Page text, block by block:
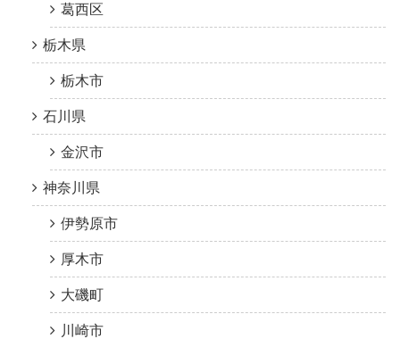
葛西区
栃木県
栃木市
石川県
金沢市
神奈川県
伊勢原市
厚木市
大磯町
川崎市